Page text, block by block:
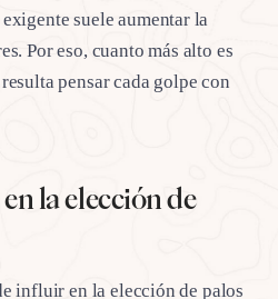
suele aumentar la
Por eso, cuanto más alto es
pensar cada golpe con
la elección de
influir en la elección de palos